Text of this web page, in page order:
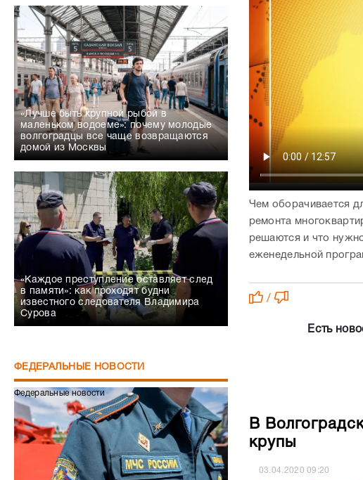
«Лучше быть крупной рыбой в
маленьком водоеме»: почему молодые
волгоградцы все чаще возвращаются
домой из Москвы
«Каждое преступление оставляет след
в памяти»: как проходят будни
известного следователя Владимира
Сурова
ФЕДЕРАЛЬНЫЕ НОВОСТИ
Федеральные новости
Чем оборачивается
ремонта
решаются и что
еженедельной
/
Есть
В
крупы
03.04.202009:20